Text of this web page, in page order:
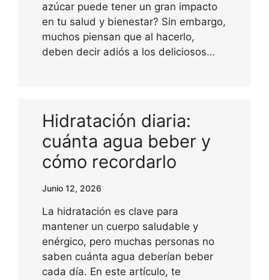
azúcar puede tener un gran impacto
en tu salud y bienestar? Sin embargo,
muchos piensan que al hacerlo,
deben decir adiós a los deliciosos…
Hidratación diaria:
cuánta agua beber y
cómo recordarlo
Junio 12, 2026
La hidratación es clave para
mantener un cuerpo saludable y
enérgico, pero muchas personas no
saben cuánta agua deberían beber
cada día. En este artículo, te